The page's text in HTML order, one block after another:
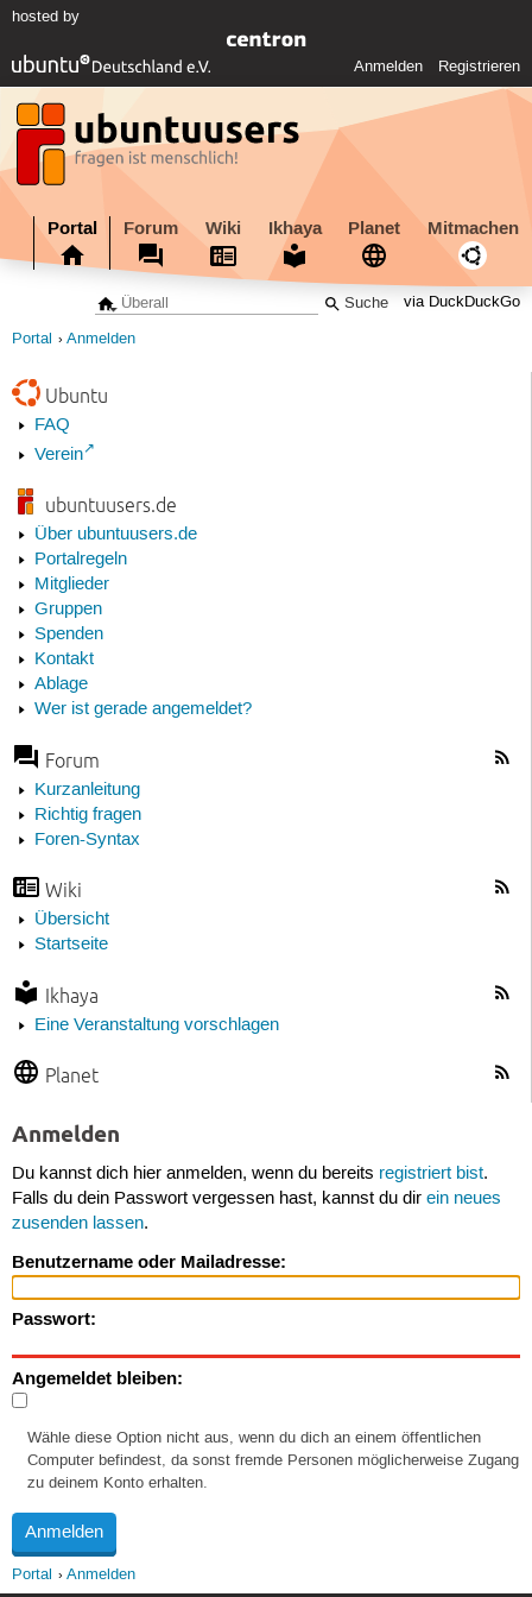
hosted by
Anmelden Registrieren
Portal Forum Wiki Ikhaya Planet Mitmachen
via DuckDuckGo
Portal Anmelden
Ubuntu
FAQ
Verein
ubuntuusers.de
Über ubuntuusers.de
Portalregeln
Mitglieder
Gruppen
Spenden
Kontakt
Ablage
Wer ist gerade angemeldet?
Forum
Kurzanleitung
Richtig fragen
Foren-Syntax
Wiki
Übersicht
Startseite
Ikhaya
Eine Veranstaltung vorschlagen
Planet
Anmelden
Du kannst dich hier anmelden, wenn du bereits registriert bist.
Falls du dein Passwort vergessen hast, kannst du dir ein neues
zusenden lassen.
Benutzername oder Mailadresse:
Passwort:
Angemeldet bleiben:
Wähle diese Option nicht aus, wenn du dich an einem öffentlichen
Computer befindest, da sonst fremde Personen möglicherweise Zugang
zu deinem Konto erhalten.
Portal Anmelden